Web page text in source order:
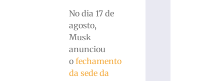
No dia 17 de
agosto,
Musk
anunciou
ofechamento
da sede da